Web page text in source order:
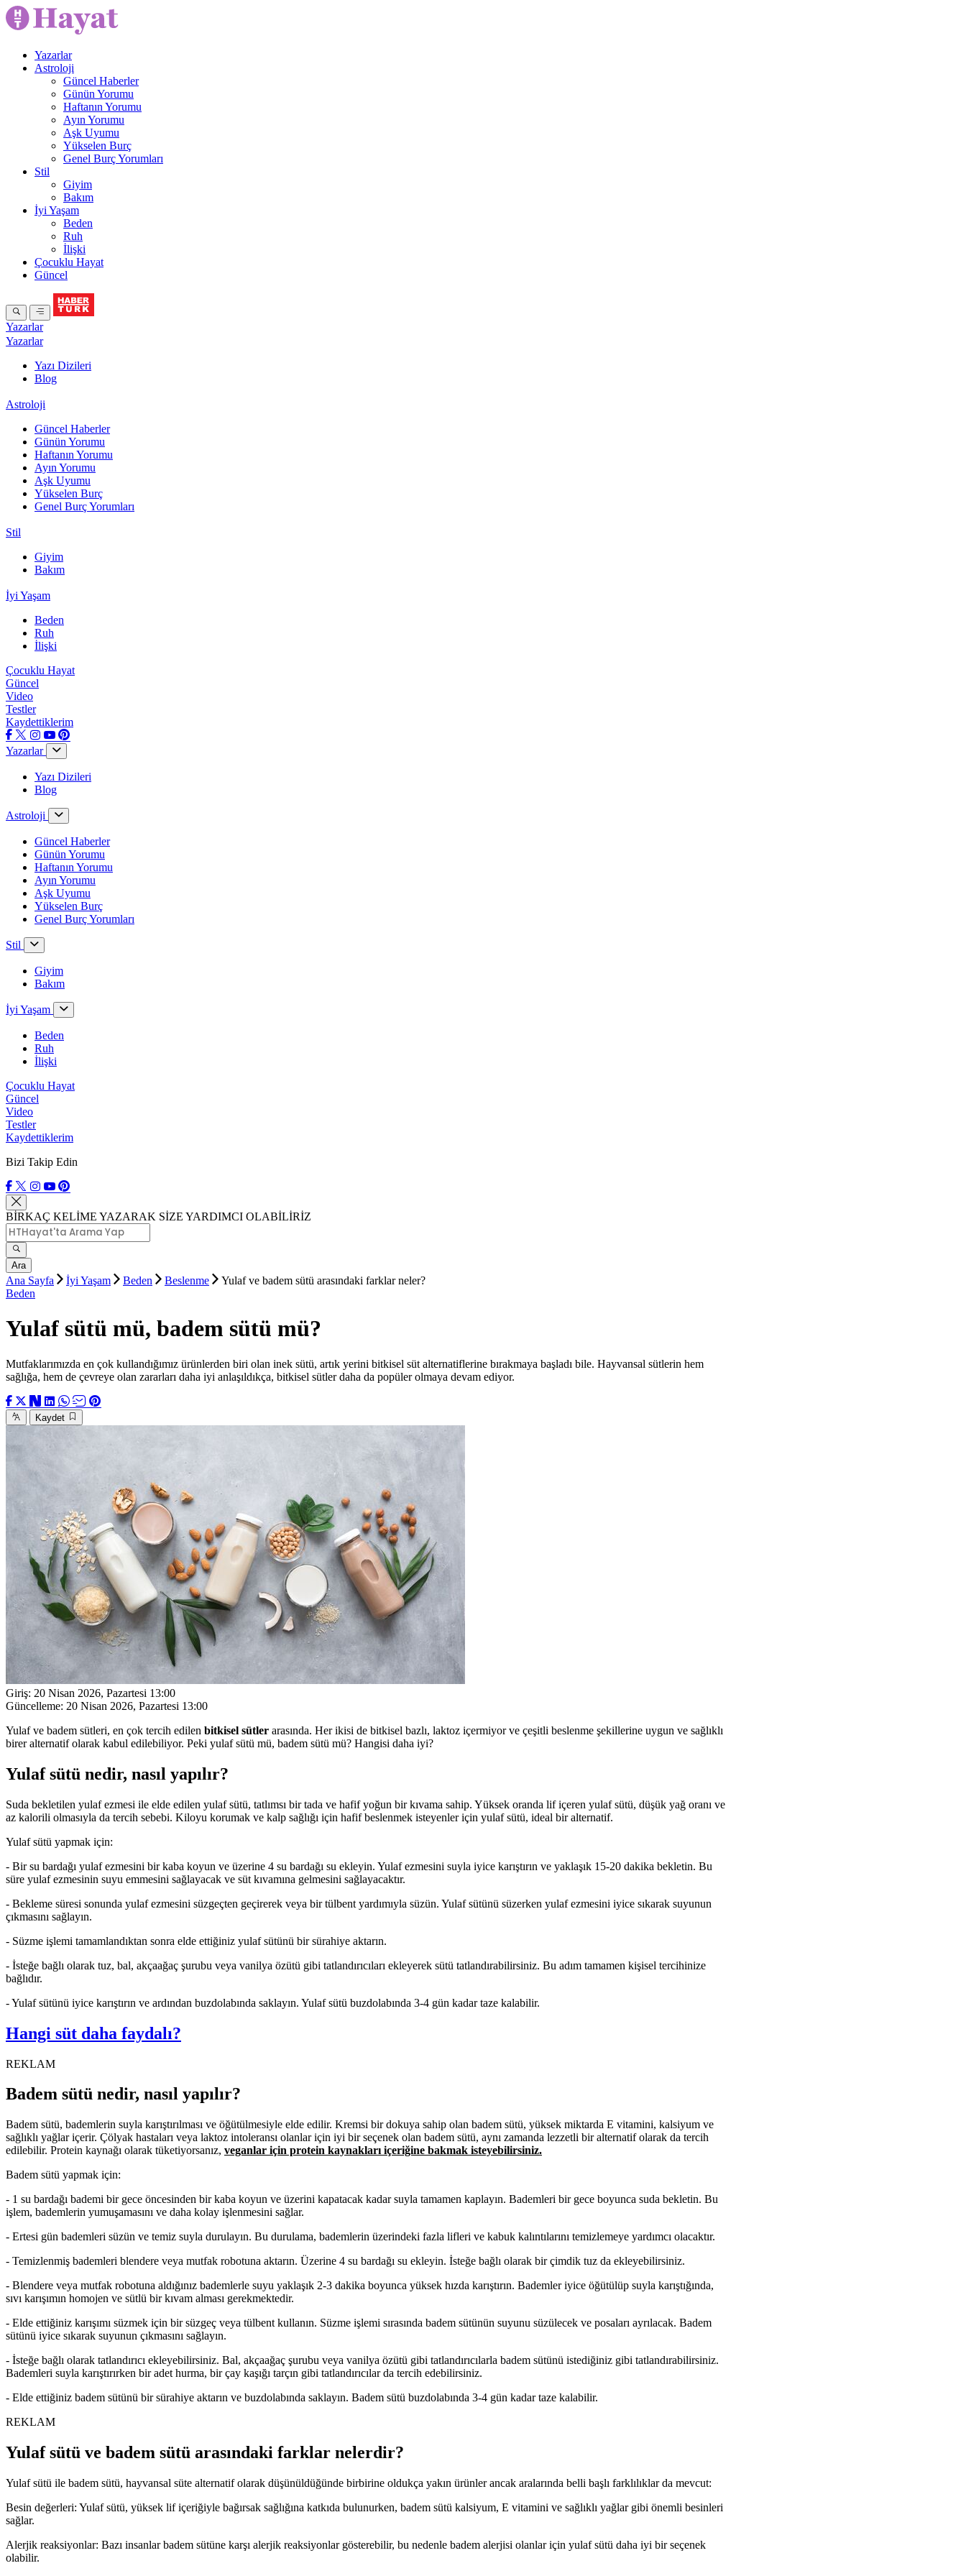
Yazarlar
Astroloji
Güncel Haberler
Günün Yorumu
Haftanın Yorumu
Ayın Yorumu
Aşk Uyumu
Yükselen Burç
Genel Burç Yorumları
Stil
Giyim
Bakım
İyi Yaşam
Beden
Ruh
İlişki
Çocuklu Hayat
Güncel
Yazarlar
Yazarlar
Yazı Dizileri
Blog
Astroloji
Güncel Haberler
Günün Yorumu
Haftanın Yorumu
Ayın Yorumu
Aşk Uyumu
Yükselen Burç
Genel Burç Yorumları
Stil
Giyim
Bakım
İyi Yaşam
Beden
Ruh
İlişki
Çocuklu Hayat
Güncel
Video
Testler
Kaydettiklerim
Yazarlar
Yazı Dizileri
Blog
Astroloji
Güncel Haberler
Günün Yorumu
Haftanın Yorumu
Ayın Yorumu
Aşk Uyumu
Yükselen Burç
Genel Burç Yorumları
Stil
Giyim
Bakım
İyi Yaşam
Beden
Ruh
İlişki
Çocuklu Hayat
Güncel
Video
Testler
Kaydettiklerim
Bizi Takip Edin
BİRKAÇ KELİME YAZARAK SİZE YARDIMCI OLABİLİRİZ
Ara
Ana Sayfa İyi Yaşam Beden Beslenme
Yulaf ve badem sütü arasındaki farklar neler?
Beden
Yulaf sütü mü, badem sütü mü?
Mutfaklarımızda en çok kullandığımız ürünlerden biri olan inek sütü, artık yerini bitkisel süt alternatiflerine bırakmaya başladı bile. Hayvansal sütlerin hem
sağlığa, hem de çevreye olan zararları daha iyi anlaşıldıkça, bitkisel sütler daha da popüler olmaya devam ediyor.
Kaydet
Giriş: 20 Nisan 2026, Pazartesi 13:00
Güncelleme: 20 Nisan 2026, Pazartesi 13:00
Yulaf ve badem sütleri, en çok tercih edilen bitkisel sütler arasında. Her ikisi de bitkisel bazlı, laktoz içermiyor ve çeşitli beslenme şekillerine uygun ve sağlıklı
birer alternatif olarak kabul edilebiliyor. Peki yulaf sütü mü, badem sütü mü? Hangisi daha iyi?
Yulaf sütü nedir, nasıl yapılır?
Suda bekletilen yulaf ezmesi ile elde edilen yulaf sütü, tatlımsı bir tada ve hafif yoğun bir kıvama sahip. Yüksek oranda lif içeren yulaf sütü, düşük yağ oranı ve
az kalorili olmasıyla da tercih sebebi. Kiloyu korumak ve kalp sağlığı için hafif beslenmek isteyenler için yulaf sütü, ideal bir alternatif.
Yulaf sütü yapmak için:
- Bir su bardağı yulaf ezmesini bir kaba koyun ve üzerine 4 su bardağı su ekleyin. Yulaf ezmesini suyla iyice karıştırın ve yaklaşık 15-20 dakika bekletin. Bu
süre yulaf ezmesinin suyu emmesini sağlayacak ve süt kıvamına gelmesini sağlayacaktır.
- Bekleme süresi sonunda yulaf ezmesini süzgeçten geçirerek veya bir tülbent yardımıyla süzün. Yulaf sütünü süzerken yulaf ezmesini iyice sıkarak suyunun
çıkmasını sağlayın.
- Süzme işlemi tamamlandıktan sonra elde ettiğiniz yulaf sütünü bir sürahiye aktarın.
- İsteğe bağlı olarak tuz, bal, akçaağaç şurubu veya vanilya özütü gibi tatlandırıcıları ekleyerek sütü tatlandırabilirsiniz. Bu adım tamamen kişisel tercihinize
bağlıdır.
- Yulaf sütünü iyice karıştırın ve ardından buzdolabında saklayın. Yulaf sütü buzdolabında 3-4 gün kadar taze kalabilir.
Hangi süt daha faydalı?
REKLAM
Badem sütü nedir, nasıl yapılır?
Badem sütü, bademlerin suyla karıştırılması ve öğütülmesiyle elde edilir. Kremsi bir dokuya sahip olan badem sütü, yüksek miktarda E vitamini, kalsiyum ve
sağlıklı yağlar içerir. Çölyak hastaları veya laktoz intoleransı olanlar için iyi bir seçenek olan badem sütü, aynı zamanda lezzetli bir alternatif olarak da tercih
edilebilir. Protein kaynağı olarak tüketiyorsanız, veganlar için protein kaynakları içeriğine bakmak isteyebilirsiniz.
Badem sütü yapmak için:
- 1 su bardağı bademi bir gece öncesinden bir kaba koyun ve üzerini kapatacak kadar suyla tamamen kaplayın. Bademleri bir gece boyunca suda bekletin. Bu
işlem, bademlerin yumuşamasını ve daha kolay işlenmesini sağlar.
- Ertesi gün bademleri süzün ve temiz suyla durulayın. Bu durulama, bademlerin üzerindeki fazla lifleri ve kabuk kalıntılarını temizlemeye yardımcı olacaktır.
- Temizlenmiş bademleri blendere veya mutfak robotuna aktarın. Üzerine 4 su bardağı su ekleyin. İsteğe bağlı olarak bir çimdik tuz da ekleyebilirsiniz.
- Blendere veya mutfak robotuna aldığınız bademlerle suyu yaklaşık 2-3 dakika boyunca yüksek hızda karıştırın. Bademler iyice öğütülüp suyla karıştığında,
sıvı karışımın homojen ve sütlü bir kıvam alması gerekmektedir.
- Elde ettiğiniz karışımı süzmek için bir süzgeç veya tülbent kullanın. Süzme işlemi sırasında badem sütünün suyunu süzülecek ve posaları ayrılacak. Badem
sütünü iyice sıkarak suyunun çıkmasını sağlayın.
- İsteğe bağlı olarak tatlandırıcı ekleyebilirsiniz. Bal, akçaağaç şurubu veya vanilya özütü gibi tatlandırıcılarla badem sütünü istediğiniz gibi tatlandırabilirsiniz.
Bademleri suyla karıştırırken bir adet hurma, bir çay kaşığı tarçın gibi tatlandırıcılar da tercih edebilirsiniz.
- Elde ettiğiniz badem sütünü bir sürahiye aktarın ve buzdolabında saklayın. Badem sütü buzdolabında 3-4 gün kadar taze kalabilir.
REKLAM
Yulaf sütü ve badem sütü arasındaki farklar nelerdir?
Yulaf sütü ile badem sütü, hayvansal süte alternatif olarak düşünüldüğünde birbirine oldukça yakın ürünler ancak aralarında belli başlı farklılıklar da mevcut:
Besin değerleri: Yulaf sütü, yüksek lif içeriğiyle bağırsak sağlığına katkıda bulunurken, badem sütü kalsiyum, E vitamini ve sağlıklı yağlar gibi önemli besinleri
sağlar.
Alerjik reaksiyonlar: Bazı insanlar badem sütüne karşı alerjik reaksiyonlar gösterebilir, bu nedenle badem alerjisi olanlar için yulaf sütü daha iyi bir seçenek
olabilir.